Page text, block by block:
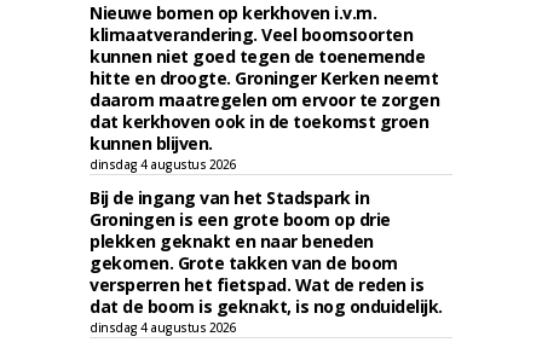
Nieuwe bomen op kerkhoven i.v.m.
klimaatverandering. Veel boomsoorten
kunnen niet goed tegen de toenemende
hitte en droogte. Groninger Kerken neemt
daarom maatregelen om ervoor te zorgen
dat kerkhoven ook in de toekomst groen
kunnen blijven.
dinsdag 4 augustus 2026
Bij de ingang van het Stadspark in
Groningen is een grote boom op drie
plekken geknakt en naar beneden
gekomen. Grote takken van de boom
versperren het fietspad. Wat de reden is
dat de boom is geknakt, is nog onduidelijk.
dinsdag 4 augustus 2026